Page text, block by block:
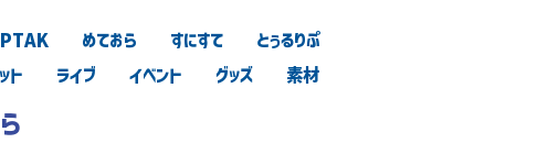
めておら すにすて
とぅるりぷ
ト ライブ イベント グッズ 素材